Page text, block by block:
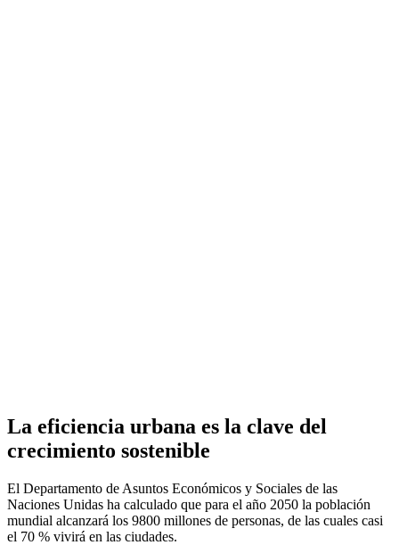
La eficiencia urbana es la clave del
crecimiento sostenible
El Departamento de Asuntos Económicos y Sociales de las
Naciones Unidas ha calculado que para el año 2050 la población
mundial alcanzará los 9800 millones de personas, de las cuales casi
el 70 % vivirá en las ciudades.